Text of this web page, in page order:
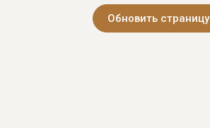
Обновить страницу